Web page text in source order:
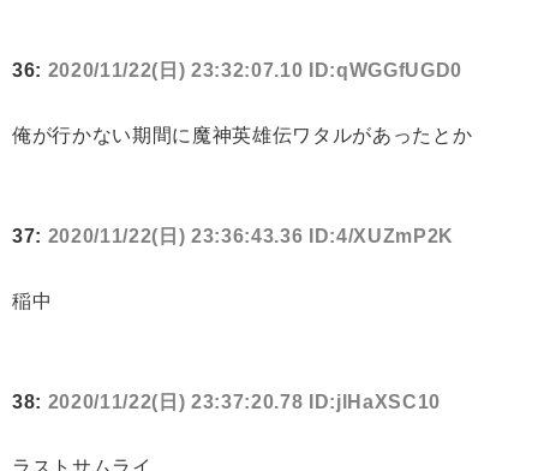
36: 2020/11/22(日) 23:32:07.10 ID:qWGGfUGD0
俺が行かない期間に魔神英雄伝ワタルがあったとか
37: 2020/11/22(日) 23:36:43.36 ID:4/XUZmP2K
稲中
38: 2020/11/22(日) 23:37:20.78 ID:jlHaXSC10